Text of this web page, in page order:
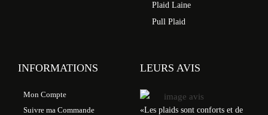
Plaid Laine
Pull Plaid
INFORMATIONS
Mon Compte
Suivre ma Commande
LEURS AVIS
«Les plaids sont conforts et de